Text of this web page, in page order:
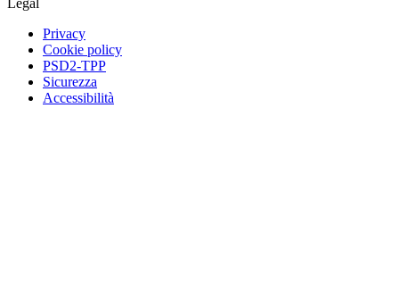
Legal
Privacy
Cookie policy
PSD2-TPP
Sicurezza
Accessibilità